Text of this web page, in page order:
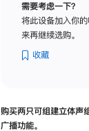
需要考虑一下？
将此设备加入你的
来再继续选购。
收藏
购买两只可组建立体声
广播功能。